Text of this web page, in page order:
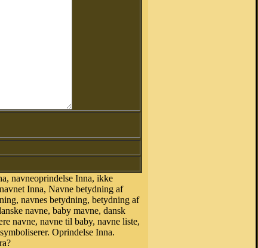
navneoprindelse Inna, ikke
Inna, Navne betydning af
navnes betydning, betydning af
navne, baby mavne, dansk
navne, navne til baby, navne liste,
Oprindelse Inna.